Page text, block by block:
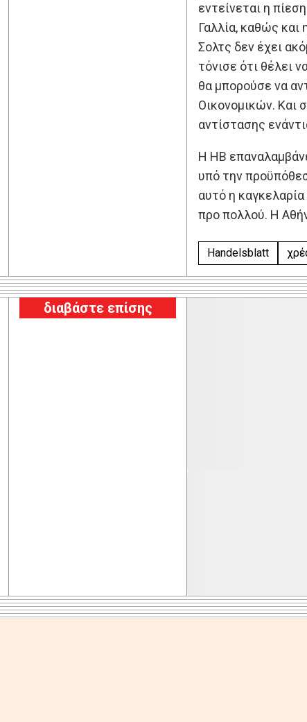
εντείνεται η
Γαλλία, καθώς και
Σολτς δεν έχει
τόνισε ότι θέλει
θα μπορούσε να
Οικονομικών. Και
αντίστασης
Η HB
υπό την
αυτό η
προ πολλού. Η
Handelsblatt
διαβάστε επίσης